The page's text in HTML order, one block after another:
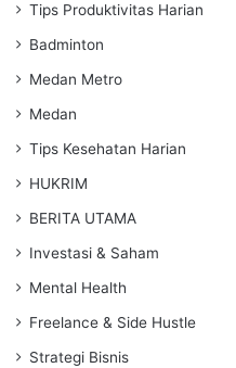
Tips Produktivitas Harian
Badminton
Medan Metro
Medan
Tips Kesehatan Harian
HUKRIM
BERITA UTAMA
Investasi & Saham
Mental Health
Freelance & Side Hustle
Strategi Bisnis